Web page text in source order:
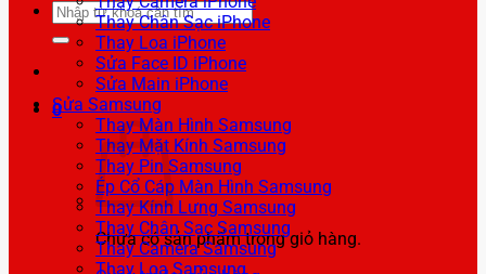
Tìm
kiếm:
0
Chưa có sản phẩm trong giỏ hàng.
Thay Chân Sạc iPhone
Thay Loa iPhone
Sửa Face ID iPhone
Sửa Main iPhone
Sửa Samsung
Thay Màn Hình Samsung
Thay Mặt Kính Samsung
Thay Pin Samsung
Ép Cổ Cáp Màn Hình Samsung
Thay Kính Lưng Samsung
Thay Chân Sạc Samsung
Thay Camera Samsung
Thay Loa Samsung